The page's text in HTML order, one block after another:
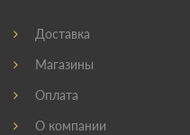
Доставка
Магазины
Оплата
О компании